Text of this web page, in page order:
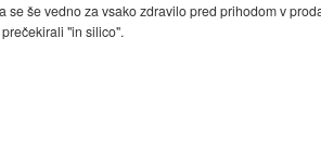
še vedno za vsako zdravilo pred prihodom v
"in silico".